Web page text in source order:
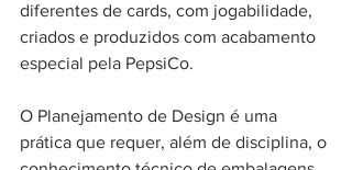
diferentes de cards, com jogabilidade,
criados e produzidos com acabamento
especial pela PepsiCo.
O Planejamento de Design é uma
prática que requer, além de disciplina, o